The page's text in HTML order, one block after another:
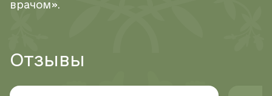
врачом».
Отзывы